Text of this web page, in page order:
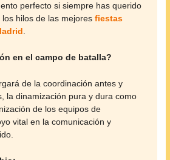
perfecto si siempre has querido
los hilos de las mejoresfiestas
en el campo de batalla?
de la coordinación antes y
la dinamización pura y dura como
de los equipos de
vital en la comunicación y